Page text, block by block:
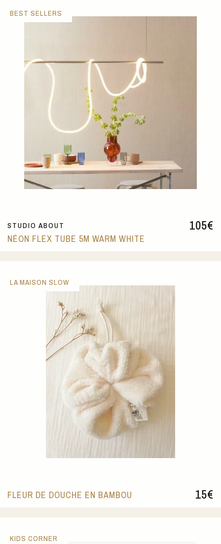
105€
STUDIO ABOUT
NÉON FLEX TUBE 5M WARM WHITE
BEST SELLERS
15€
FLEUR DE DOUCHE EN BAMBOU
LA MAISON SLOW
KIDS CORNER